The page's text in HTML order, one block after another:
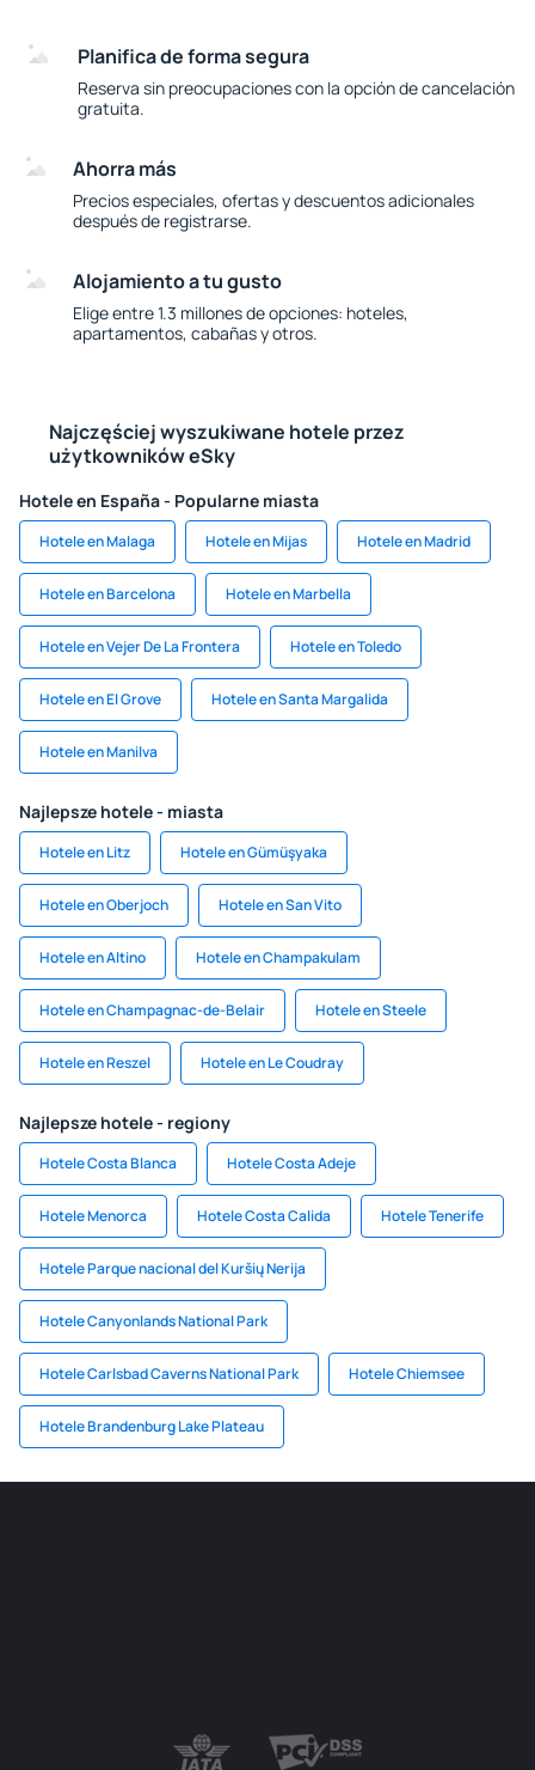
Planifica de forma segura
Reserva sin preocupaciones con la opción de cancelación
gratuita.
Ahorra más
Precios especiales, ofertas y descuentos adicionales
después de registrarse.
Alojamiento a tu gusto
Elige entre 1.3 millones de opciones: hoteles,
apartamentos, cabañas y otros.
Najczęściej wyszukiwane hotele przez
użytkowników eSky
Hotele en España - Popularne miasta
Hotele en Malaga Hotele en Mijas Hotele en Madrid
Hotele en Barcelona Hotele en Marbella
Hotele en Vejer De La Frontera Hotele en Toledo
Hotele en El Grove Hotele en Santa Margalida
Hotele en Manilva
Najlepsze hotele - miasta
Hotele en Litz Hotele en Gümüşyaka
Hotele en Oberjoch Hotele en San Vito
Hotele en Altino Hotele en Champakulam
Hotele en Champagnac-de-Belair Hotele en Steele
Hotele en Reszel Hotele en Le Coudray
Najlepsze hotele - regiony
Hotele Costa Blanca Hotele Costa Adeje
Hotele Menorca Hotele Costa Calida Hotele Tenerife
Hotele Parque nacional del Kuršių Nerija
Hotele Canyonlands National Park
Hotele Carlsbad Caverns National Park Hotele Chiemsee
Hotele Brandenburg Lake Plateau